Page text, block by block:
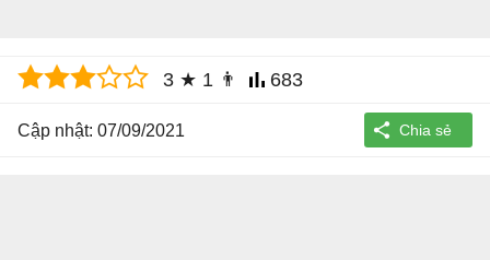
3 ★ 1 👨 683
Cập nhật: 07/09/2021